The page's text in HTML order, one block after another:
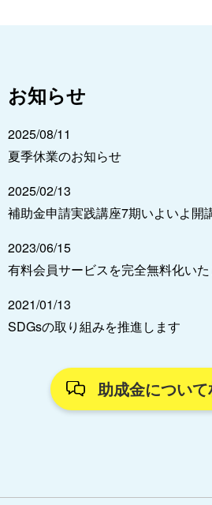
お知らせ
2025/08/11
夏季休業のお知らせ
2025/02/13
補助金申請実践講座7期いよいよ開
2023/06/15
有料会員サービスを完全無料化いた
2021/01/13
SDGsの取り組みを推進します
助成金につい